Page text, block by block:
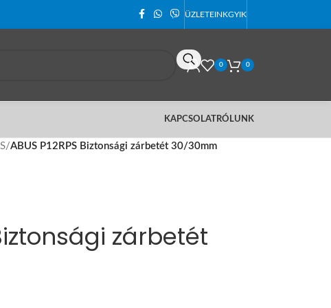
ÜZLETEINKGYIK
0 0
KAPCSOLATRÓLUNK
/ABUS P12RPS Biztonsági zárbetét 30/30mm
zárbetét